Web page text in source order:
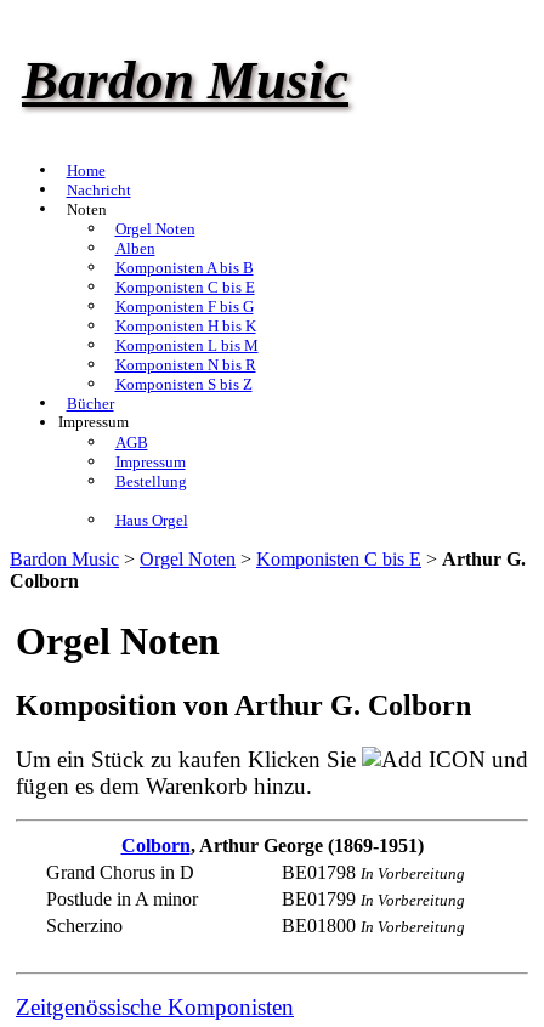
Bardon Music
Home
Nachricht
Noten
Orgel Noten
Alben
Komponisten A bis B
Komponisten C bis E
Komponisten F bis G
Komponisten H bis K
Komponisten L bis M
Komponisten N bis R
Komponisten S bis Z
Bücher
Impressum
AGB
Impressum
Bestellung
Haus Orgel
Bardon Music > Orgel Noten > Komponisten C bis E > Arthur G.
Colborn
Orgel Noten
Komposition von Arthur G. Colborn
Um ein Stück zu kaufen Klicken Sie
ICON und
fügen es dem Warenkorb hinzu.
Colborn, Arthur George (1869-1951)
Grand Chorus in D
BE01798 In Vorbereitung
Postlude in A minor BE01799 In Vorbereitung
Scherzino BE01800 In Vorbereitung
Zeitgenössische Komponisten